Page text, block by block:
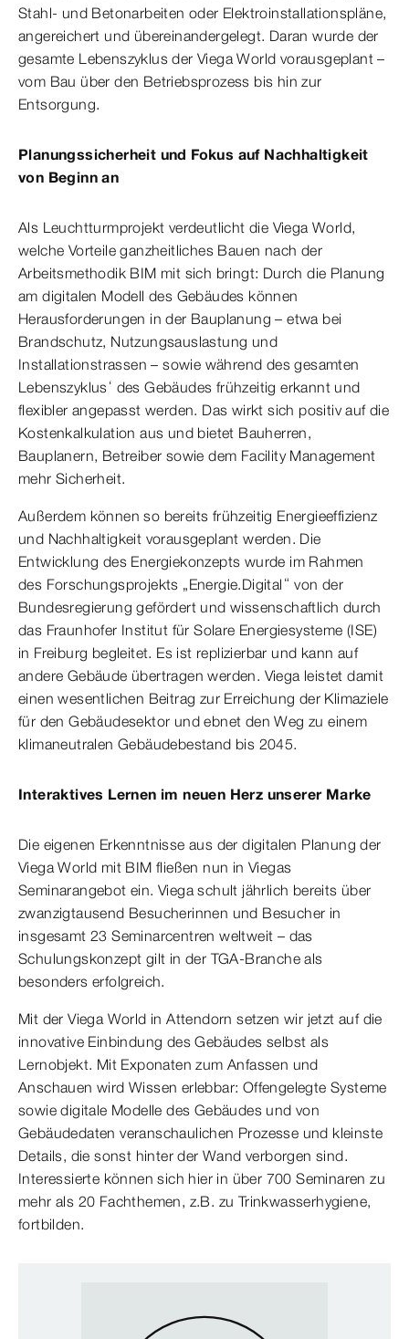
Stahl- und Betonarbeiten oder Elektroinstallationspläne,
angereichert und übereinandergelegt. Daran wurde der
gesamte Lebenszyklus der Viega World vorausgeplant –
vom Bau über den Betriebsprozess bis hin zur
Entsorgung.
Planungssicherheit und Fokus auf Nachhaltigkeit
von Beginn an
Als Leuchtturmprojekt verdeutlicht die Viega World,
welche Vorteile ganzheitliches Bauen nach der
Arbeitsmethodik BIM mit sich bringt: Durch die Planung
am digitalen Modell des Gebäudes können
Herausforderungen in der Bauplanung – etwa bei
Brandschutz, Nutzungsauslastung und
Installationstrassen – sowie während des gesamten
Lebenszyklus‘ des Gebäudes frühzeitig erkannt und
flexibler angepasst werden. Das wirkt sich positiv auf die
Kostenkalkulation aus und bietet Bauherren,
Bauplanern, Betreiber sowie dem Facility Management
mehr Sicherheit.
Außerdem können so bereits frühzeitig Energieeffizienz
und Nachhaltigkeit vorausgeplant werden. Die
Entwicklung des Energiekonzepts wurde im Rahmen
des Forschungsprojekts „Energie.Digital“ von der
Bundesregierung gefördert und wissenschaftlich durch
das Fraunhofer Institut für Solare Energiesysteme (ISE)
in Freiburg begleitet. Es ist replizierbar und kann auf
andere Gebäude übertragen werden. Viega leistet damit
einen wesentlichen Beitrag zur Erreichung der Klimaziele
für den Gebäudesektor und ebnet den Weg zu einem
klimaneutralen Gebäudebestand bis 2045.
Interaktives Lernen im neuen Herz unserer Marke
Die eigenen Erkenntnisse aus der digitalen Planung der
Viega World mit BIM fließen nun in Viegas
Seminarangebot ein. Viega schult jährlich bereits über
zwanzigtausend Besucherinnen und Besucher in
insgesamt 23 Seminarcentren weltweit – das
Schulungskonzept gilt in der TGA-Branche als
besonders erfolgreich.
Mit der Viega World in Attendorn setzen wir jetzt auf die
innovative Einbindung des Gebäudes selbst als
Lernobjekt. Mit Exponaten zum Anfassen und
Anschauen wird Wissen erlebbar: Offengelegte Systeme
sowie digitale Modelle des Gebäudes und von
Gebäudedaten veranschaulichen Prozesse und kleinste
Details, die sonst hinter der Wand verborgen sind.
Interessierte können sich hier in über 700 Seminaren zu
mehr als 20 Fachthemen, z.B. zu Trinkwasserhygiene,
fortbilden.